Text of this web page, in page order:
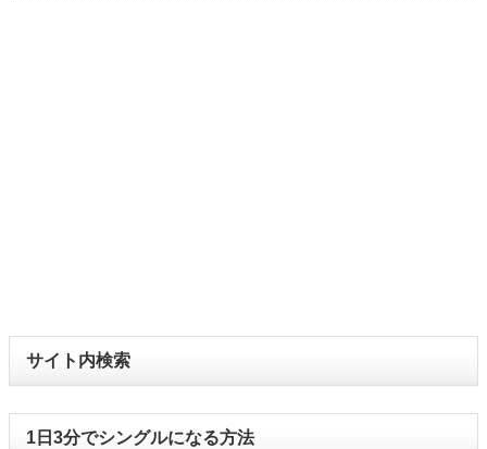
サイト内検索
1日3分でシングルになる方法